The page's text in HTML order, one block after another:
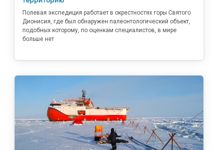
Полевая экспедиция работает в окрестностях горы Святого
Дионисия, где был обнаружен палеонтологический объект,
подобных которому, по оценкам специалистов, в мире
больше нет